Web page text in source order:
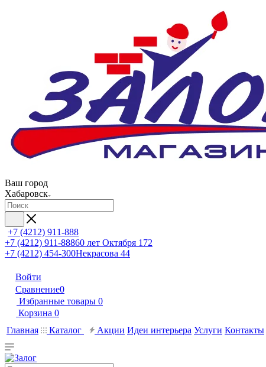
Ваш город
Хабаровск
+7 (4212) 911-888
+7 (4212) 911-88860 лет Октября 172
+7 (4212) 454-300Некрасова 44
Войти
Сравнение0
Избранные товары 0
Корзина 0
Главная
Каталог Акции Идеи интерьера Услуги Контакты